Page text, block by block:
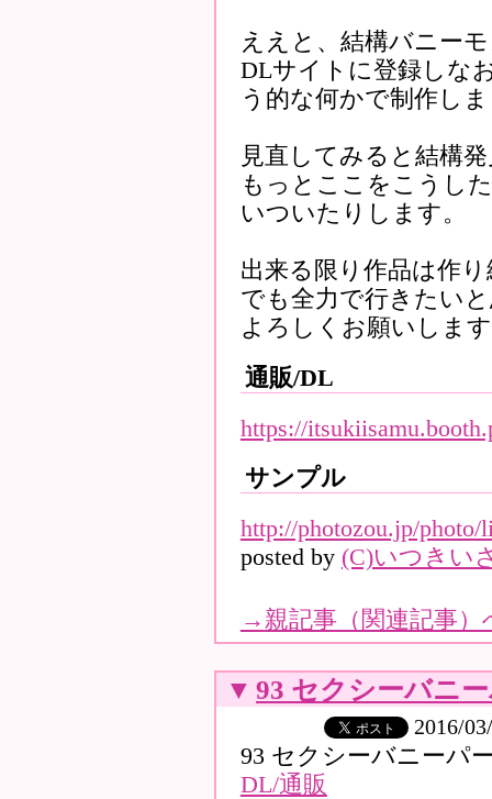
ええと、結構バニー
DLサイトに登録しな
う的な何かで制作し
見直してみると結構
もっとここをこうし
いついたりします。
出来る限り作品は作
でも全力で行きたい
よろしくお願いしま
通販/DL
https://
サンプル
http://photozou.jp/photo/
posted by (C)いつきい
→ 親記事（関連記事）
▼ 93 セクシーバニ
2016/
93 セクシーバニーパ
DL/通販